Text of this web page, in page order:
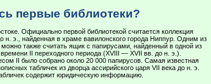
первые библиотеки?
Официально первой библиотекой считается коллекция
н. э., найденная в храме вавилонского города Ниппур. Одним из
также считать ящик с папирусами, найденный в одной из
II переходного периода (XVIII — XVII вв. до н. э.).
II было собрано около 20 000 папирусов. Самая известная
табличек из дворца ассирийского царя VII века до н. э.
содержит юридическую информацию.